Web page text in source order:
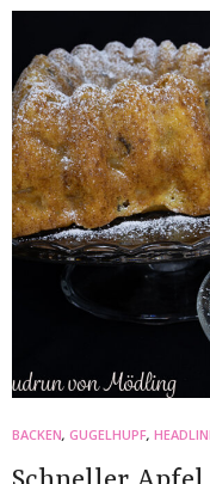
BACKEN, GUGELHUPF,